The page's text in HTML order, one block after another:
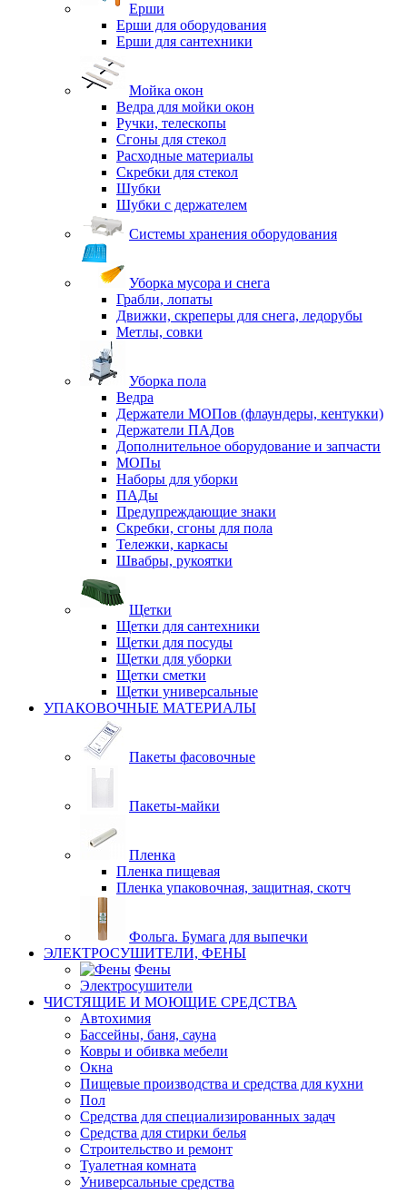
Ерши
Ерши для оборудования
Ерши для сантехники
Мойка окон
Ведра для мойки окон
Ручки, телескопы
Сгоны для стекол
Расходные материалы
Скребки для стекол
Шубки
Шубки с держателем
Системы хранения оборудования
Уборка мусора и снега
Грабли, лопаты
Движки, скреперы для снега, ледорубы
Метлы, совки
Уборка пола
Ведра
Держатели МОПов (флаундеры, кентукки)
Держатели ПАДов
Дополнительное оборудование и запчасти
МОПы
Наборы для уборки
ПАДы
Предупреждающие знаки
Скребки, сгоны для пола
Тележки, каркасы
Швабры, рукоятки
Щетки
Щетки для сантехники
Щетки для посуды
Щетки для уборки
Щетки сметки
Щетки универсальные
УПАКОВОЧНЫЕ МАТЕРИАЛЫ
Пакеты фасовочные
Пакеты-майки
Пленка
Пленка пищевая
Пленка упаковочная, защитная, скотч
Фольга. Бумага для выпечки
ЭЛЕКТРОСУШИТЕЛИ, ФЕНЫ
Фены
Электросушители
ЧИСТЯЩИЕ И МОЮЩИЕ СРЕДСТВА
Автохимия
Бассейны, баня, сауна
Ковры и обивка мебели
Окна
Пищевые производства и средства для кухни
Пол
Средства для специализированных задач
Средства для стирки белья
Строительство и ремонт
Туалетная комната
Универсальные средства